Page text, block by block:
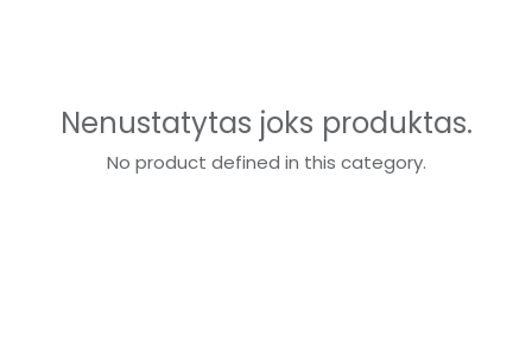
Nenustatytas joks produktas.
No product defined in this category.